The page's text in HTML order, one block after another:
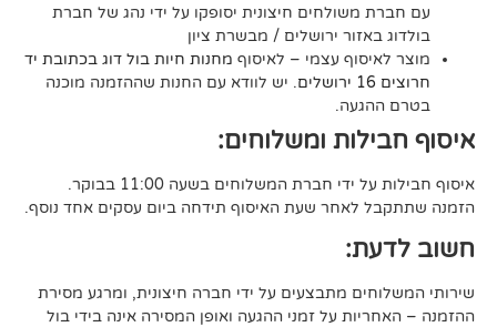
חיצונית יסופקו על ידי נהג של חברת
ירושלים / מבשרת ציון
עצמי – לאיסוףמחנות חיות בול דוג בכתובת יד
. יש לוודא עם החנות שההזמנה מוכנה
ומשלוחים:
חברת המשלוחים בשעה 11:00 בבוקר.
לאחר שעת האיסוף תידחה ביום עסקים אחד נוסף.
מתבצעים על ידי חברה חיצונית, ומרגע מסירת
על זמני ההגעה ואופן המסירה אינה בידי בול